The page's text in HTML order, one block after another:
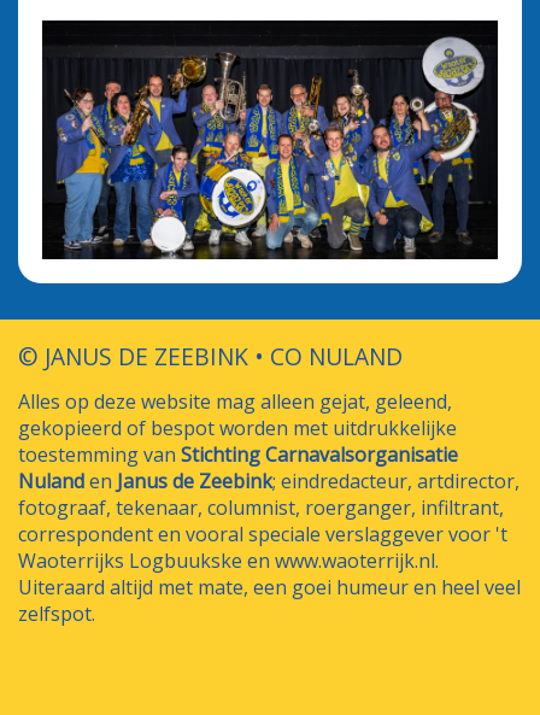
© JANUS DE ZEEBINK • CO NULAND
Alles op deze website mag alleen gejat, geleend,
gekopieerd of bespot worden met uitdrukkelijke
toestemming van Stichting Carnavalsorganisatie
Nulanden Janus de Zeebink; eindredacteur, artdirector,
fotograaf, tekenaar, columnist, roerganger, infiltrant,
correspondent en vooral speciale verslaggever voor 't
Waoterrijks Logbuukske en www.waoterrijk.nl.
Uiteraard altijd met mate, een goei humeur en heel veel
zelfspot.